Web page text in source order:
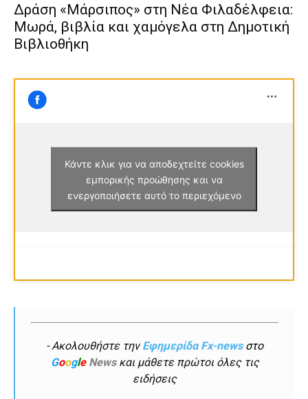
Δράση «Μάρσιπος» στη Νέα Φιλαδέλφεια:
Μωρά, βιβλία και χαμόγελα στη Δημοτική
Βιβλιοθήκη
Κάντε κλικ για να αποδεχτείτε cookies
εμπορικής προώθησης και να
ενεργοποιήσετε αυτό το περιεχόμενο
- Ακολουθήστε τηνΕφημερίδα Fx-newsστο
Google Newsκαι μάθετε πρώτοι όλες τις
ειδήσεις